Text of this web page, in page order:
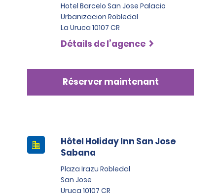
Hotel Barcelo San Jose Palacio
Urbanizacion Robledal
La Uruca 10107 CR
Détails de l’agence
Réserver maintenant
Hôtel Holiday Inn San Jose
Sabana
Plaza Irazu Robledal
San Jose
Uruca 10107 CR